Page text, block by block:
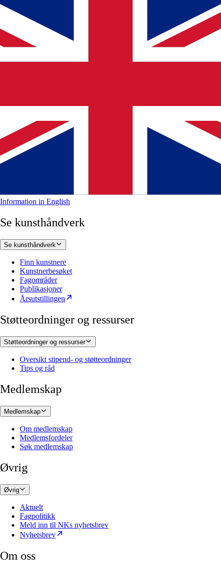
Information in English
Se kunsthåndverk
Se kunsthåndverk
Finn kunstnere
Kunstnerbesøket
Fagområder
Publikasjoner
Årsutstillingen
Støtteordninger og ressurser
Støtteordninger og ressurser
Oversikt stipend- og støtteordninger
Tips og råd
Medlemskap
Medlemskap
Om medlemskap
Medlemsfordeler
Søk medlemskap
Øvrig
Øvrig
Aktuelt
Fagpolitikk
Meld inn til NKs nyhetsbrev
Nyhetsbrev
Om oss